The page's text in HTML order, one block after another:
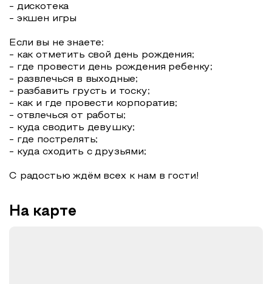
- дискотека
- экшен игры
Если вы не знаете:
- как отметить свой день рождения;
- где провести день рождения ребенку;
- развлечься в выходные;
- разбавить грусть и тоску;
- как и где провести корпоратив;
- отвлечься от работы;
- куда сводить девушку;
- где пострелять;
- куда сходить с друзьями;
С радостью ждём всех к нам в гости!
На карте